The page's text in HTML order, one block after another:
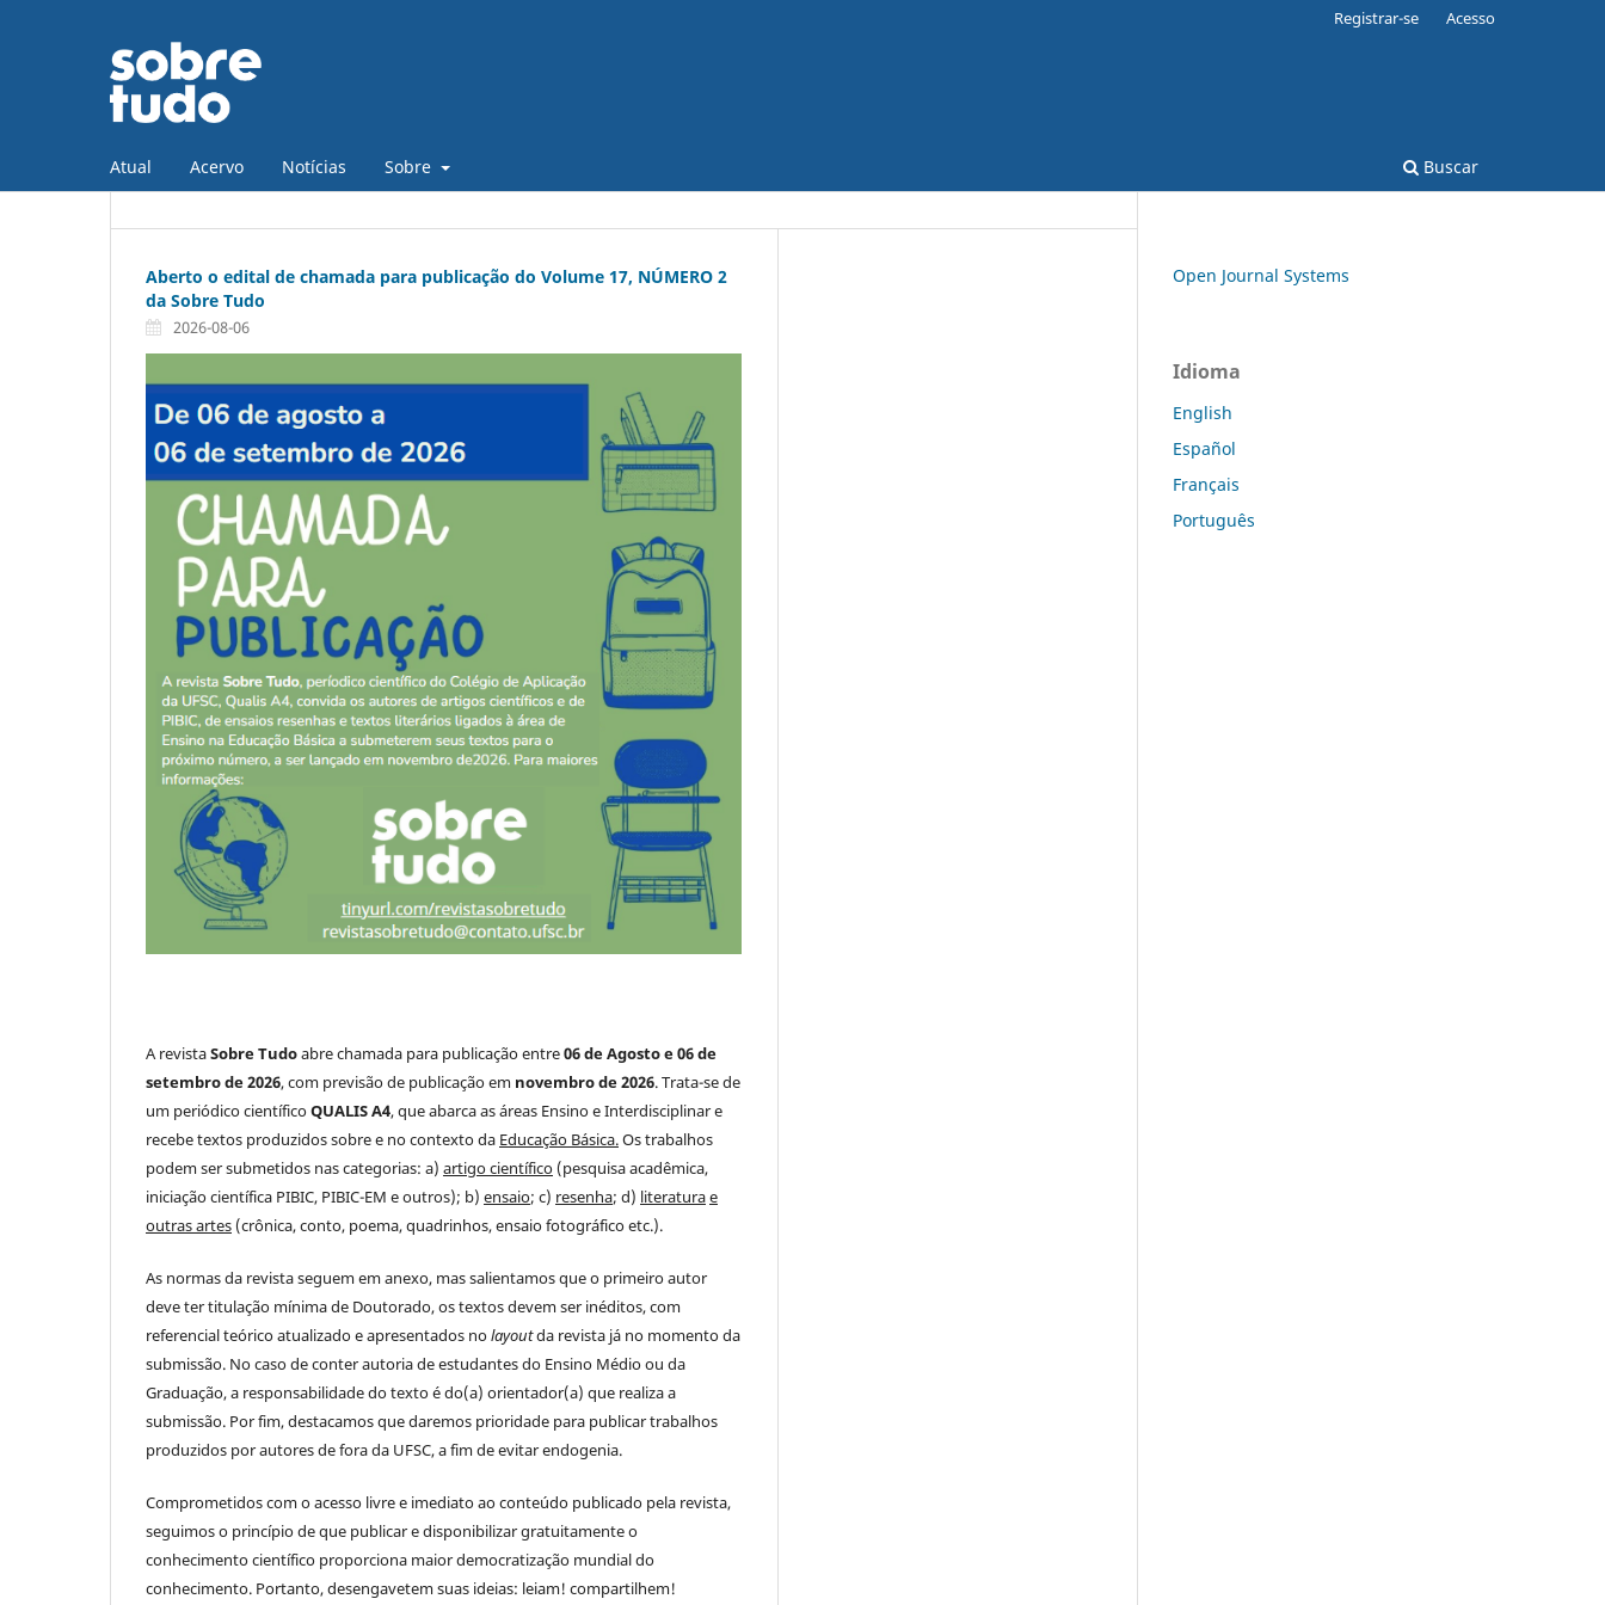
Atual Acervo Notícias Sobre Buscar
Registrar-se Acesso
Aberto o edital de chamada para publicação do Volume 17, NÚMERO 2
da Sobre Tudo
2026-08-06
A revistaSobre Tudoabre chamada para publicação entre06de Agosto e 06 de
setembro de 2026, com previsão de publicação em novembro de 2026. Trata-se de
um periódico científicoQUALIS A4, que abarca as áreas Ensino e Interdisciplinar e
recebe textos produzidos sobre e no contexto da Educação Básica.Os trabalhos
podem ser submetidos nas categorias: a) artigo científico (pesquisa acadêmica,
iniciação científica PIBIC, PIBIC-EM e outros); b) ensaio; c) resenha; d) literaturae
outras artes (crônica, conto, poema, quadrinhos, ensaio fotográfico etc.).
As normas da revista seguem em anexo, mas salientamos que o primeiro autor
deve ter titulação mínima de Doutorado, os textos devem ser inéditos, com
referencial teórico atualizado e apresentados nolayoutda revista já no momento da
submissão. No caso de conter autoria de estudantes do Ensino Médio ou da
Graduação, a responsabilidade do texto é do(a) orientador(a) que realiza a
submissão. Por fim, destacamos que daremos prioridade para publicar trabalhos
produzidos por autores de fora da UFSC, a fim de evitar endogenia.
Comprometidos com o acesso livre e imediato ao conteúdo publicado pela revista,
seguimos o princípio de que publicar e disponibilizar gratuitamente o
conhecimento científico proporciona maior democratização mundial do
conhecimento. Portanto, desengavetem suas ideias: leiam! compartilhem!
Open Journal Systems
Idioma
English
Español
Français
Português